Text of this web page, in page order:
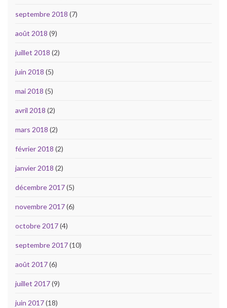
septembre 2018 (7)
août 2018 (9)
juillet 2018 (2)
juin 2018 (5)
mai 2018 (5)
avril 2018 (2)
mars 2018 (2)
février 2018 (2)
janvier 2018 (2)
décembre 2017(5)
novembre 2017(6)
octobre 2017(4)
septembre 2017(10)
août 2017(6)
juillet 2017(9)
juin 2017(18)